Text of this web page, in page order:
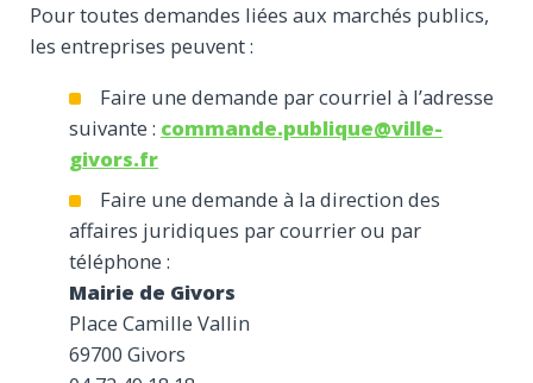
Pour toutes demandes liées aux marchés publics,
les entreprises peuvent :
Faire une demande par courriel à l’adresse
suivante : commande.publique@ville-
givors.fr
Faire une demande à la direction des
affaires juridiques par courrier ou par
téléphone :
Mairie de Givors
Place Camille Vallin
69700 Givors